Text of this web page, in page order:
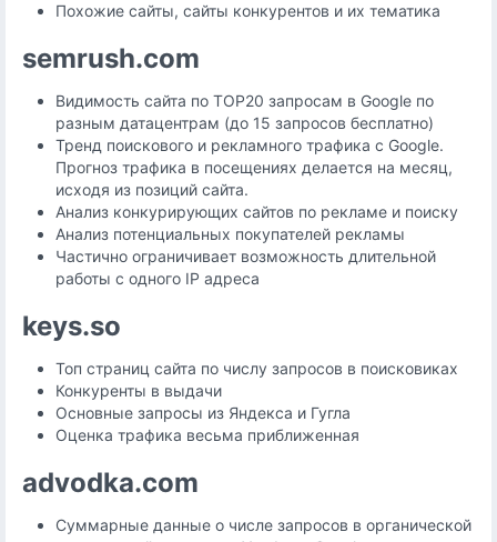
Похожие сайты, сайты конкурентов и их тематика
semrush.com
Видимость сайта по TOP20 запросам в Google по
разным датацентрам (до 15 запросов бесплатно)
Тренд поискового и рекламного трафика с Google.
Прогноз трафика в посещениях делается на месяц,
исходя из позиций сайта.
Анализ конкурирующих сайтов по рекламе и поиску
Анализ потенциальных покупателей рекламы
Частично ограничивает возможность длительной
работы с одного IP адреса
keys.so
Топ страниц сайта по числу запросов в поисковиках
Конкуренты в выдачи
Основные запросы из Яндекса и Гугла
Оценка трафика весьма приближенная
advodka.com
Суммарные данные о числе запросов в органической